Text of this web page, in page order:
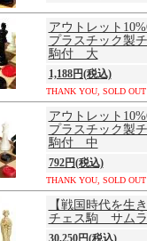
アウトレット
プラスチック製
駒付 大
1,188円(税込)
THANK YOU, SOLD OUT
アウトレット
プラスチック製
駒付 中
792円(税込)
THANK YOU, SOLD OUT
【戦国時代を生
チェス駒 サム
30,250円(税込)